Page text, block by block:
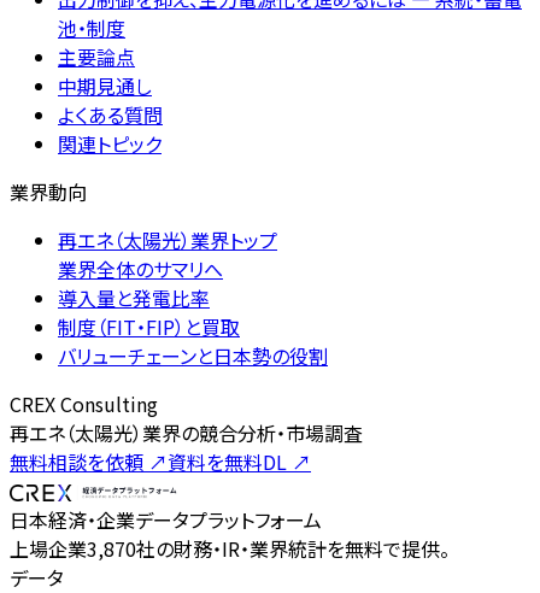
池・制度
主要論点
中期見通し
よくある質問
関連トピック
業界動向
再エネ（太陽光）業界トップ
業界全体のサマリへ
導入量と発電比率
制度（FIT・FIP）と買取
バリューチェーンと日本勢の役割
CREX Consulting
再エネ（太陽光）業界の競合分析・市場調査
無料相談を依頼 ↗資料を無料DL ↗
日本経済・企業データプラットフォーム
上場企業3,870社の財務・IR・業界統計を無料で提供。
データ